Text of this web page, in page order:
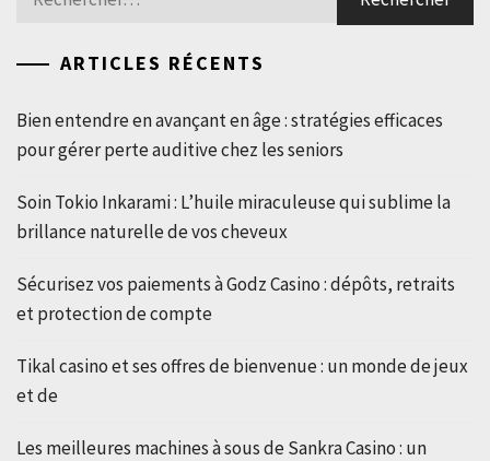
ARTICLES RÉCENTS
Bien entendre en avançant en âge : stratégies efficaces
pour gérer perte auditive chez les seniors
Soin Tokio Inkarami : L’huile miraculeuse qui sublime la
brillance naturelle de vos cheveux
Sécurisez vos paiements à Godz Casino : dépôts, retraits
et protection de compte
Tikal casino et ses offres de bienvenue : un monde de jeux
et de
Les meilleures machines à sous de Sankra Casino : un